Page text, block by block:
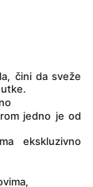
čini da sveže
jedno je od
ekskluzivno